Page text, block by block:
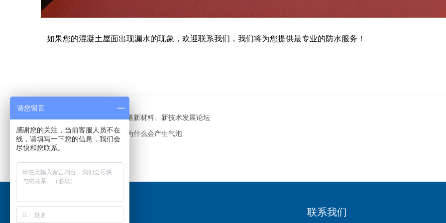
如果您的混凝土屋面出现漏水的现象，欢迎联系我们，我们将为您提供最专业的防水服务！
上一篇：聚焦北京建设工程修缮新材料、新技术发展论坛
下一篇：彩钢屋面喷防腐漆时为什么会产生气泡
联系我们
请您留言
感谢您的关注，当前客服人员不在
线，请填写一下您的信息，我们会
尽快和您联系。